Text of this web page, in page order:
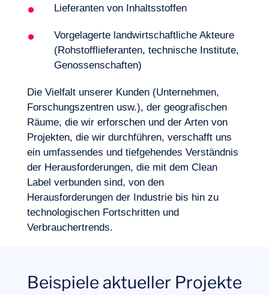
Konzept werben? Welche
Werbung ermöglicht eine Differenzierung?
Lieferanten von Inhaltsstoffen
Vorgelagerte landwirtschaftliche Akteure
(Rohstofflieferanten, technische Institute,
Genossenschaften)
Die Vielfalt unserer Kunden (Unternehmen,
Forschungszentren usw.), der geografischen
Räume, die wir erforschen und der Arten von
Projekten, die wir durchführen, verschafft uns
ein umfassendes und tiefgehendes Verständnis
der Herausforderungen, die mit dem Clean
Label verbunden sind, von den
Herausforderungen der Industrie bis hin zu
technologischen Fortschritten und
Verbrauchertrends.
Beispiele aktueller Projekte